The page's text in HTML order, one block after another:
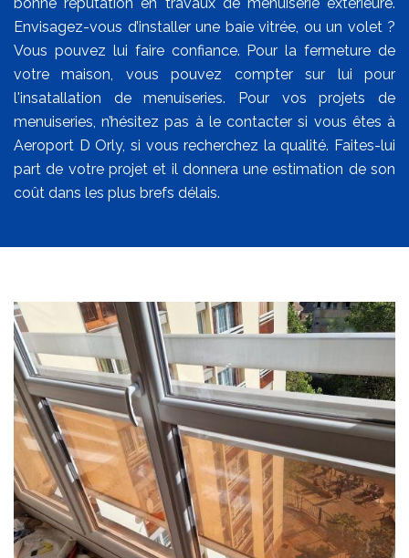
Envisagez-vous d’installer une baie vitrée, ou un volet ?
Vous pouvez lui faire confiance. Pour la fermeture de
votre maison, vous pouvez compter sur lui pour
l'insatallation de menuiseries. Pour vos projets de
menuiseries, n’hésitez pas à le contacter si vous êtes à
Aeroport D Orly, si vous recherchez la qualité. Faites-lui
part de votre projet et il donnera une estimation de son
coût dans les plus brefs délais.